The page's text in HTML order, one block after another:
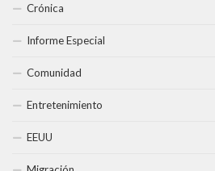
Crónica
Informe Especial
Comunidad
Entretenimiento
EEUU